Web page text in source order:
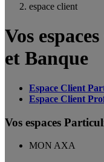
espace client
Vos
et Banque
Espace Client
Espace Client
Vos espaces
MON AXA